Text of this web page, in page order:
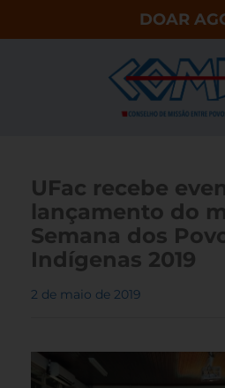
DOAR
UFac recebe
lançamento do
Semana dos
Indígenas 2019
2 de maio de 2019